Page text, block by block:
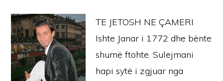
TE JETOSH NE ÇAMERI
Ishte Janar i 1772 dhe bënte
shumë ftohte. Sulejmani
hapi sytë i zgjuar nga